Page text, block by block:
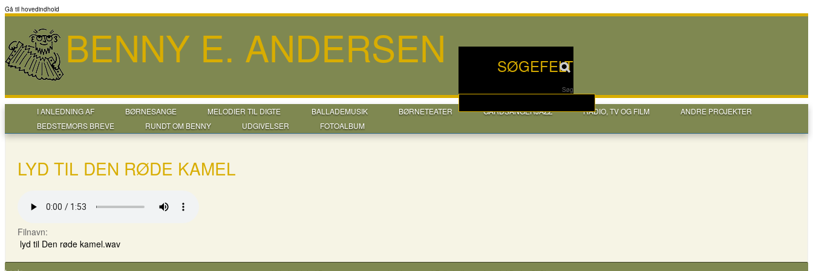
Gå til hovedindhold
SØGEFELT
Søg
BENNY E. ANDERSEN
I ANLEDNING AF BØRNESANGE MELODIER TIL DIGTE BALLADEMUSIK BØRNETEATER GÅRDSANGERJAZZ RADIO, TV OG FILM
ANDRE PROJEKTER
BEDSTEMORS BREVE
RUNDT OM BENNY UDGIVELSER FOTOALBUM
LYD TIL DEN RØDE KAMEL
Filnavn:
lyd til Den røde kamel.wav